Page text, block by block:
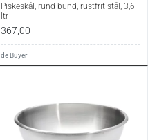
Piskeskål, rund bund, rustfrit stål, 3,6
ltr
367,00
de Buyer